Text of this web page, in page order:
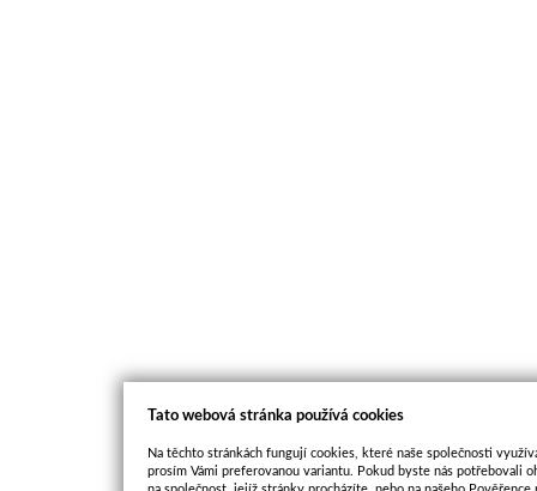
Tato webová stránka používá cookies
Na těchto stránkách fungují cookies, které naše společnosti
prosím Vámi preferovanou variantu. Pokud byste nás potřebovali